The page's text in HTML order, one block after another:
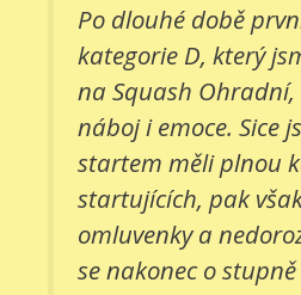
Po dlouhé době
kategorie D, který
na Squash
náboj i emoce. Sice
startem měli plnou
startujících, pak
omluvenky a
se nakonec o